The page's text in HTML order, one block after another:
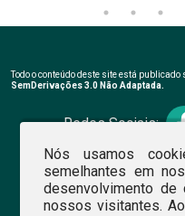
Todo o conteúdo deste site está publicado
SemDerivações 3.0 Não Adaptada.
Redes Sociais:
Nós usamos
semelhantes em
desenvolvimento de
nossos visitantes.